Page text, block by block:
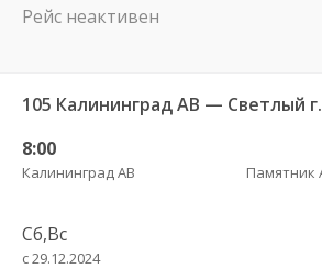
Рейс неактивен
105 Калининград АВ — Светлый г.
8:00
Калининград АВ
Сб,Вс
с 29.12.2024